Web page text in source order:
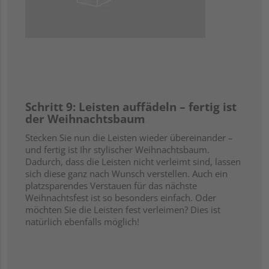
Schritt 9: Leisten auffädeln – fertig ist
der Weihnachtsbaum
Stecken Sie nun die Leisten wieder übereinander –
und fertig ist Ihr stylischer Weihnachtsbaum.
Dadurch, dass die Leisten nicht verleimt sind, lassen
sich diese ganz nach Wunsch verstellen. Auch ein
platzsparendes Verstauen für das nächste
Weihnachtsfest ist so besonders einfach. Oder
möchten Sie die Leisten fest verleimen? Dies ist
natürlich ebenfalls möglich!